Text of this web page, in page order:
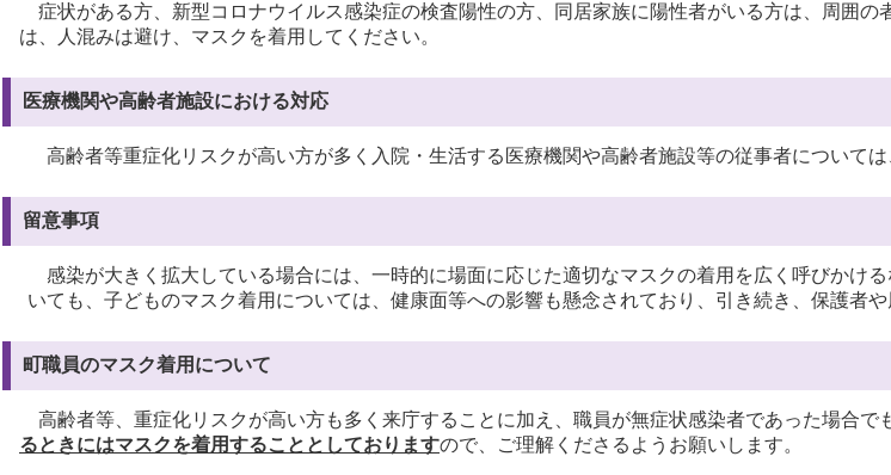
症状がある方、新型コロナウイルス感染症の検査陽性の方、同居家族に陽性者がいる方は、周囲
は、人混みは避け、マスクを着用してください。
医療機関や高齢者施設における対応
高齢者等重症化リスクが高い方が多く入院・生活する医療機関や高齢者施設等の従事者について
留意事項
感染が大きく拡大している場合には、一時的に場面に応じた適切なマスクの着用を広く呼びかけ
いても、子どものマスク着用については、健康面等への影響も懸念されており、引き続き、保護者
町職員のマスク着用について
高齢者等、重症化リスクが高い方も多く来庁することに加え、職員が無症状感染者であった場合で
るときにはマスクを着用することとしておりますので、ご理解くださるようお願いします。